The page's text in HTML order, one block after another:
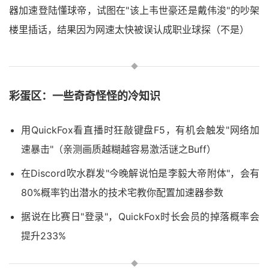
器加速登陆懂球帝，试图在"该上韦世豪还是戴伟浚"的吵架
楼里插话，结果因为网速太快被误认成职业球探（不是）
彩蛋区：一些奇奇怪怪的冷知识
用QuickFox看直播时狂敲键盘F5，有机会触发"网络加
速暴击"（亲测画质越糊越容易激活谜之Buff）
在Discord吹水群发"今晚解说怕是李毅大帝附体"，会有
80%概率钓出潜水的技术宅教你配置加速器参数
据说在比赛日"登录"，QuickFox时长会员的掉落概率会
提升233%